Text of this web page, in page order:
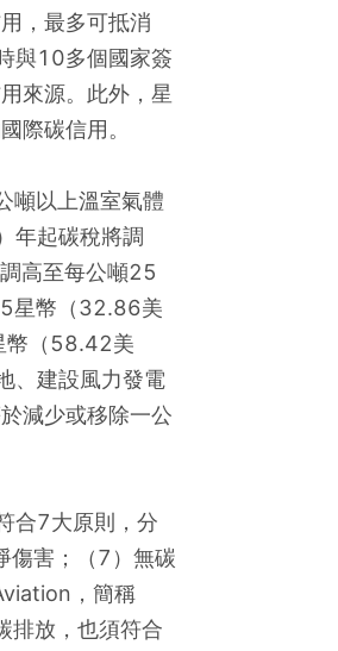
，最多可抵消
與10多個國家簽
來源。此外，星
際碳信用。
噸以上溫室氣體
年起碳稅將調
高至每公噸25
星幣（32.86美
幣（58.42美
、建設風力發電
減少或移除一公
合7大原則，分
傷害；（7）無碳
，簡稱
排放，也須符合